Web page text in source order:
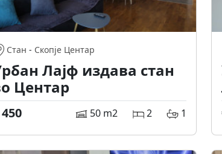
Стан - Скопје Центар
Лајф издава стан
Центар
50 m2 2 1